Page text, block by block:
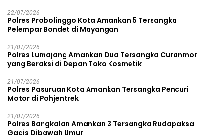
22/07/2026
Polres Probolinggo Kota Amankan 5 Tersangka
Pelempar Bondet di Mayangan
21/07/2026
Polres Lumajang Amankan Dua Tersangka Curanmor
yang Beraksi di Depan Toko Kosmetik
21/07/2026
Polres Pasuruan Kota Amankan Tersangka Pencuri
Motor di Pohjentrek
21/07/2026
Polres Bangkalan Amankan 3 Tersangka Rudapaksa
Gadis Dibawah Umur